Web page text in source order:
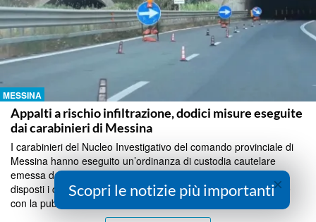
MESSINA
Appalti a rischio infiltrazione, dodici misure eseguite
dai carabinieri di Messina
I carabinieri del Nucleo Investigativo del comando provinciale di
Messina hanno eseguito un’ordinanza di custodia cautelare
emessa dal gip nei confronti di 12 persone. Per sei sono stati
disposti i domiciliari, per sei il divieto temporanea di contrattare
con la pubblica amministrazione. Aggiu...
×
Scopri le notizie più importanti